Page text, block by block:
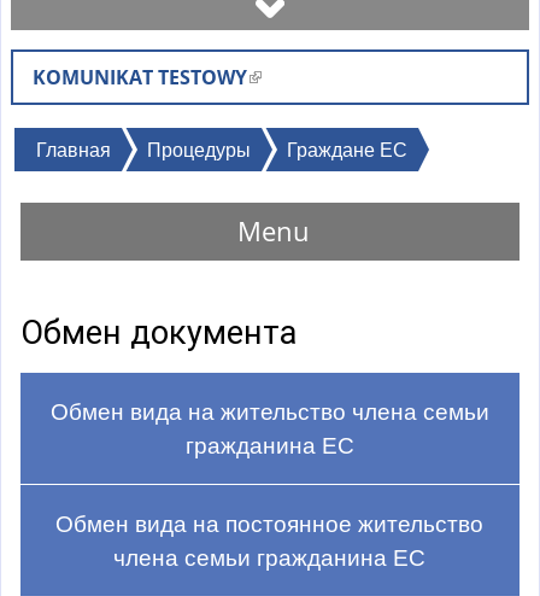
Назначить встречу
Проверьте статус дела
Бланки
Оплаты
KOMUNIKAT TESTOWY(
в
н
е
ш
н
я
с
л
к
а
)
ВыГлавная Процедуры Граждане ЕС
Menu
Обмен документа
Обмен вида на жительство члена семьи
гражданина ЕС
Обмен вида на постоянное жительство
члена семьи гражданина ЕС